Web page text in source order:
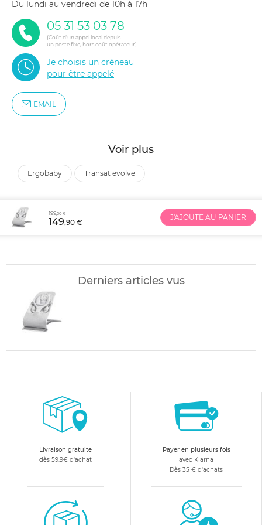
du lundi au vendredi de 10h à 17h
05 31 53 03 78
(Coût d'un appel local depuis
un poste fixe, hors coût opérateur)
Je choisis un créneau
pour être appelé
EMAIL
Voir plus
ergobaby transat evolve
199,00 €
149,90 €
J'AJOUTE AU PANIER
Derniers articles vus
Livraison gratuite
dès 59.9€ d'achat
Payer en plusieurs fois
avec Klarna
Dès 35 € d'achats